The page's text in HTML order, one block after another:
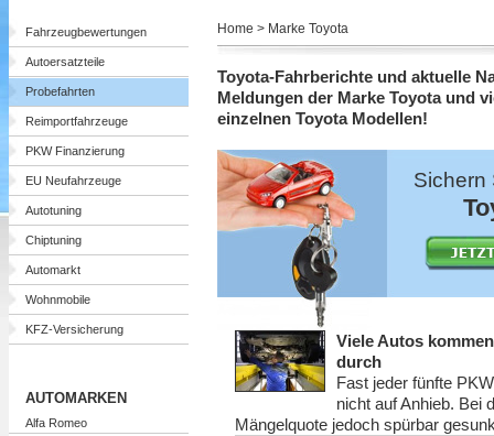
Fahrzeugbewertungen
Autoersatzteile
Probefahrten
Reimportfahrzeuge
PKW Finanzierung
EU Neufahrzeuge
Autotuning
Chiptuning
Automarkt
Wohnmobile
KFZ-Versicherung
AUTOMARKEN
Alfa Romeo
Home > Marke Toyota
Toyota-Fahrberichte und aktuelle
Meldungen der Marke Toyota und
einzelnen Toyota Modellen!
Sichern
Viele Autos
durch
Fast jeder fünfte
nicht auf Anhieb. Bei
Mängelquote jedoch spürbar